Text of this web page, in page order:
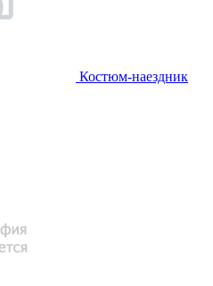
Костюм-наездник